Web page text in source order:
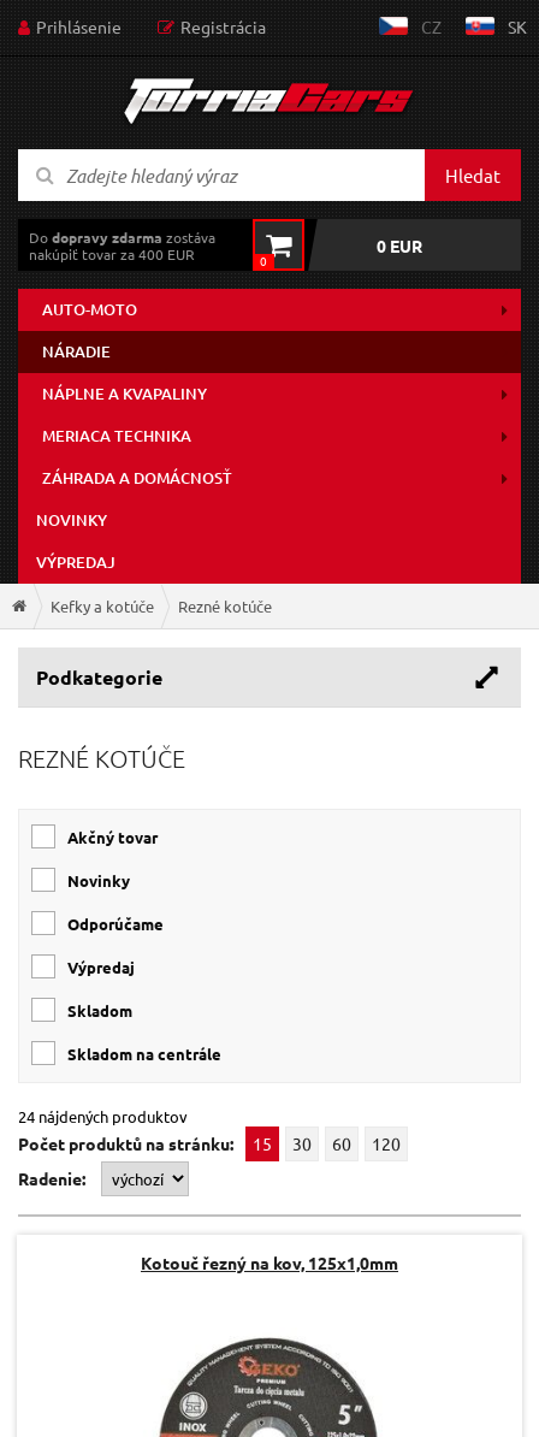
Prihlásenie Registrácia CZ SK
Hledat
Dodopravy zdarma zostáva
nakúpiť tovar za 400 EUR
0
0 EUR
AUTO-MOTO
NÁRADIE
NÁPLNE A KVAPALINY
MERIACA TECHNIKA
ZÁHRADA A DOMÁCNOSŤ
NOVINKY
VÝPREDAJ
Kefky a kotúče Rezné kotúče
Podkategorie
REZNÉ KOTÚČE
Akčný tovar
Novinky
Odporúčame
Výpredaj
Skladom
Skladom na centrále
24 nájdených produktov
Počet produktů na stránku: 15 30 60
120
Radenie:
Kotouč řezný na kov, 125x1,0mm